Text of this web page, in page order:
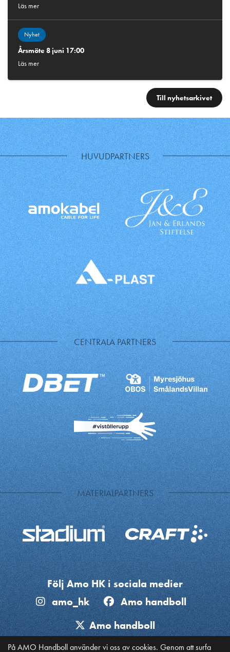
Läs mer
Nyhet
Årsmöte 8 juni 17:00
Läs mer
Till nyhetsarkivet
HUVUDPARTNERS
CENTRALA PARTNERS
MATERIALPARTNERS
Följ Amo HK i sociala medier
amo_hk
Amo handboll
Amo handboll
På AMO Handboll använder vi oss av cookies. Genom att surfa